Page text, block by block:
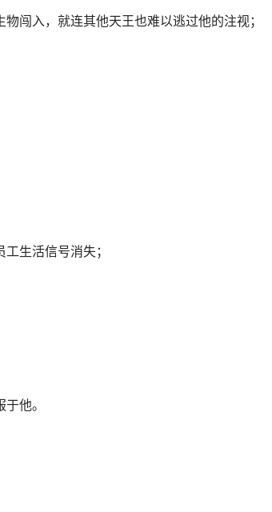
闯入，就连其他天王也难以逃过他的注视；
生活信号消失；
他。